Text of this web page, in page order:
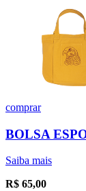
comprar
BOLSA
Saiba mais
R$ 65,00